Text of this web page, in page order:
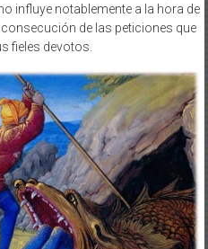
influye notablemente a la hora de
de las peticiones que
fieles devotos.